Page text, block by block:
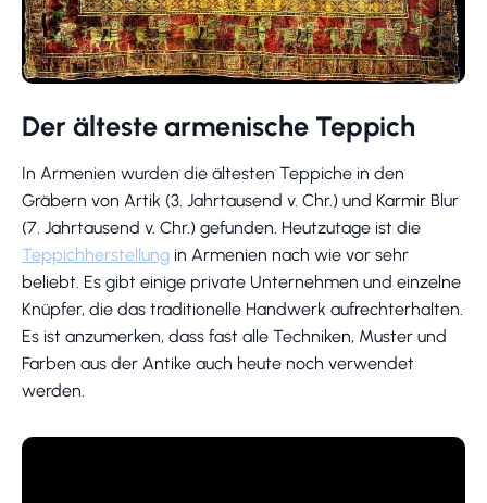
Der älteste armenische Teppich
In Armenien wurden die ältesten Teppiche in den
Gräbern von Artik (3. Jahrtausend v. Chr.) und Karmir Blur
(7. Jahrtausend v. Chr.) gefunden. Heutzutage ist die
Teppichherstellung in Armenien nach wie vor sehr
beliebt. Es gibt einige private Unternehmen und einzelne
Knüpfer, die das traditionelle Handwerk aufrechterhalten.
Es ist anzumerken, dass fast alle Techniken, Muster und
Farben aus der Antike auch heute noch verwendet
werden.